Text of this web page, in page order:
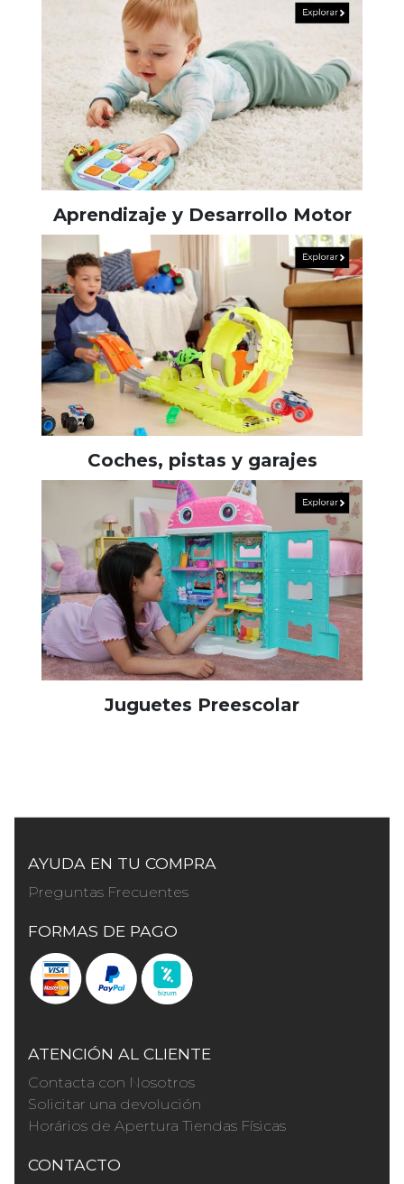
Aprendizaje y Desarrollo Motor
Coches, pistas y garajes
Juguetes Preescolar
AYUDA EN TU COMPRA
Preguntas Frecuentes
FORMAS DE PAGO
ATENCIÓN AL CLIENTE
Contacta con Nosotros
Solicitar una devolución
Horários de Apertura Tiendas Físicas
CONTACTO